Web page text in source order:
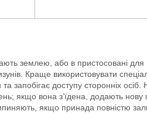
землею, або в пристосовані для
Краще використовувати
доступу сторонніх
якщо вона з’їдена, додають
якщо принада повністю